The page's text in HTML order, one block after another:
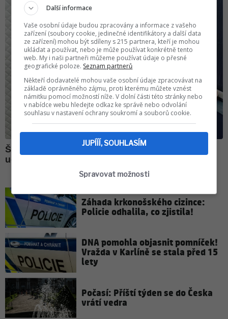
Záhada krkonošského cizince:
Policie odhalila, co zjistila!
DNA pomohla objasnit pomníček!
Vražda v Karlíně se stala před 15
lety
Počasí: Příští týden se do Česka
vrátí vedra
Další informace
Vaše osobní údaje budou zpracovány a informace z vašeho
zařízení (soubory cookie, jedinečné identifikátory a další data
ze zařízení) mohou být sdíleny s 215 partnera, kteří je mohou
ukládat a používat, nebo je může používat konkrétně tento
web. My i naši partneři můžeme používat údaje o přesné
geografické poloze. Seznam partnerů
Někteří dodavatelé mohou vaše osobní údaje zpracovávat na
základě oprávněného zájmu, proti kterému můžete vznést
námitku pomocí možností níže. V dolní části této stránky nebo
v nabídce webu hledejte odkaz ke správě nebo odvolání
souhlasu v nastavení ochrany soukromí a souborů cookie.
JUPÍÍÍ, SOUHLASÍM
Spravovat možnosti